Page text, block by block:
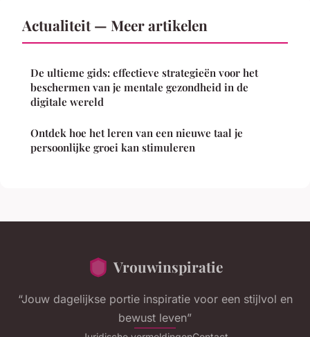
Actualiteit — Meer artikelen
De ultieme gids: effectieve strategieën voor het
beschermen van je mentale gezondheid in de
digitale wereld
Ontdek hoe het leren van een nieuwe taal je
persoonlijke groei kan stimuleren
Vrouwinspiratie
“Jouw dagelijkse portie inspiratie voor een stijlvol en
bewust leven”